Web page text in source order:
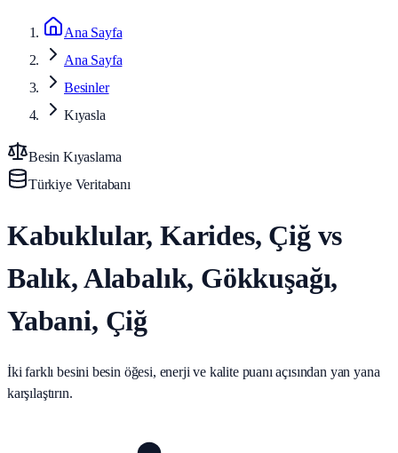
Ana Sayfa
Ana Sayfa
Besinler
Kıyasla
Besin Kıyaslama
Türkiye Veritabanı
Kabuklular, Karides, Çiğ vs
Balık, Alabalık, Gökkuşağı,
Yabani, Çiğ
İki farklı besini besin öğesi, enerji ve kalite puanı açısından yan yana
karşılaştırın.